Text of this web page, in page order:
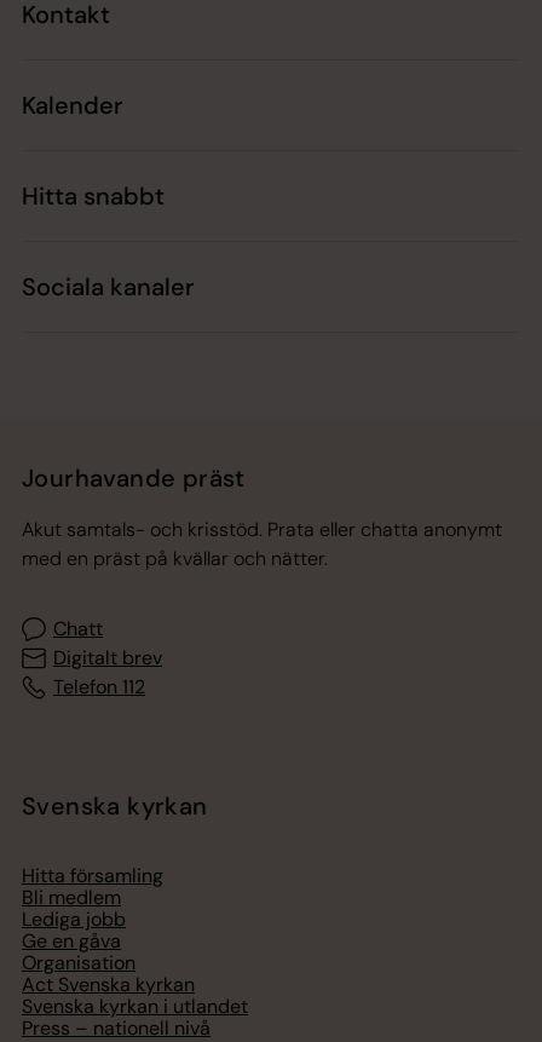
Kontakt
Kalender
Hitta snabbt
Sociala kanaler
Jourhavande präst
Akut samtals- och krisstöd. Prata eller chatta anonymt
med en präst på kvällar och nätter.
Chatt
Digitalt brev
Telefon 112
Svenska kyrkan
Hitta församling
Bli medlem
Lediga jobb
Ge en gåva
Organisation
Act Svenska kyrkan
Svenska kyrkan i utlandet
Press – nationell nivå